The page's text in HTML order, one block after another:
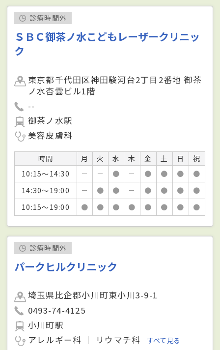
診療時間外
ＳＢＣ御茶ノ水こどもレーザークリニッ
ク
東京都千代田区神田駿河台2丁目2番地 御茶
ノ水杏雲ビル1階
--
御茶ノ水駅
美容皮膚科
時間 月 火 水 木 金 土 日
祝
10:15～14:30
－ － ● － ● ● ●
●
14:30～19:00
－ ● ● － ● ● ●
●
10:15～19:00
● ● ● ● ● ● ● ●
診療時間外
パークヒルクリニック
埼玉県比企郡小川町東小川3-9-1
0493-74-4125
小川町駅
アレルギー科
リウマチ科 すべて見る